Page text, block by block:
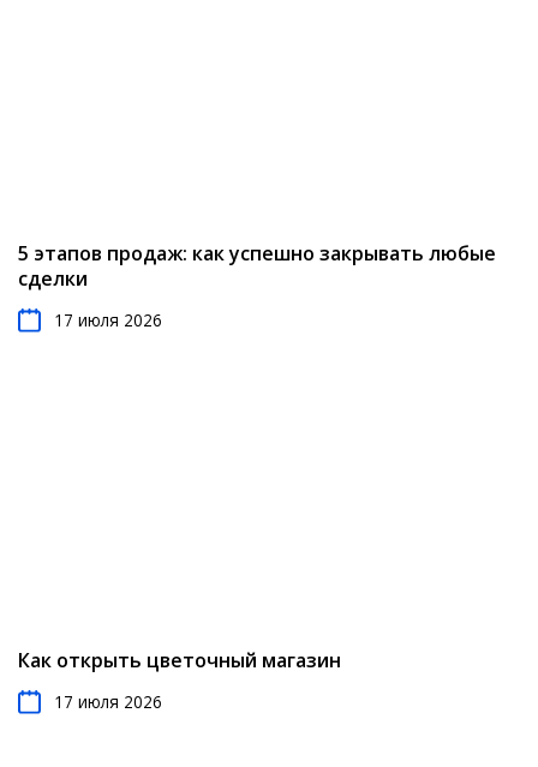
5 этапов продаж: как успешно закрывать любые
сделки
17 июля 2026
Как открыть цветочный магазин
17 июля 2026